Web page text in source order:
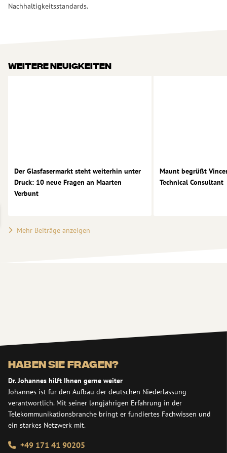
Nachhaltigkeitsstandards.
Weitere Neuigkeiten
Der Glasfasermarkt steht weiterhin unter
Druck: 10 neue Fragen an Maarten
Verbunt
Maunt begrüßt
Technical Consultant
Mehr Beiträge anzeigen
Haben Sie Fragen?
Dr. Johannes hilft Ihnen gerne weiter
Johannes ist für den Aufbau der deutschen Niederlassung
verantwortlich. Mit seiner langjährigen Erfahrung in der
Telekommunikationsbranche bringt er fundiertes Fachwissen und
ein starkes Netzwerk mit.
+49 171 41 90205